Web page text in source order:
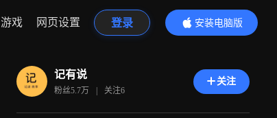
游戏 网页设置 登录
安装电脑版
内容更精彩
记有说
粉丝5.7万 | 关注6
关注